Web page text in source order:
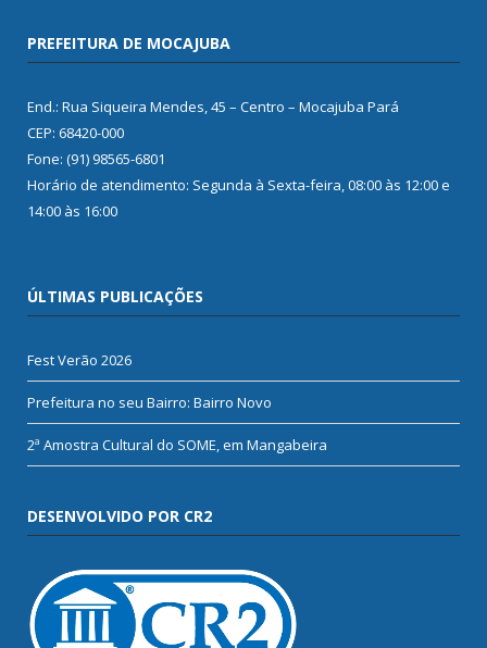
PREFEITURA DE MOCAJUBA
End.: Rua Siqueira Mendes, 45 – Centro – Mocajuba Pará
CEP: 68420-000
Fone: (91) 98565-6801
Horário de atendimento: Segunda à Sexta-feira, 08:00 às 12:00 e
14:00 às 16:00
ÚLTIMAS PUBLICAÇÕES
Fest Verão 2026
Prefeitura no seu Bairro: Bairro Novo
2ª Amostra Cultural do SOME, em Mangabeira
DESENVOLVIDO POR CR2